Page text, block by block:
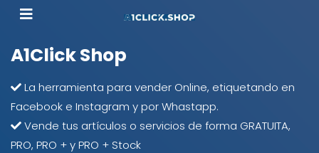
A1Click Shop
La herramienta para vender Online, etiquetando en
Facebook e Instagram y por Whastapp.
Vende tus artículos o servicios de forma GRATUITA,
PRO, PRO + y PRO + Stock